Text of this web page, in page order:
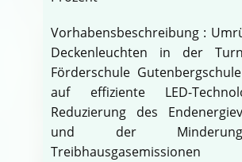
Vorhabensbeschreibung :
Deckenleuchten in der
Förderschule
auf effiziente LED-
Reduzierung des
und der
Treibhausgasemissionen